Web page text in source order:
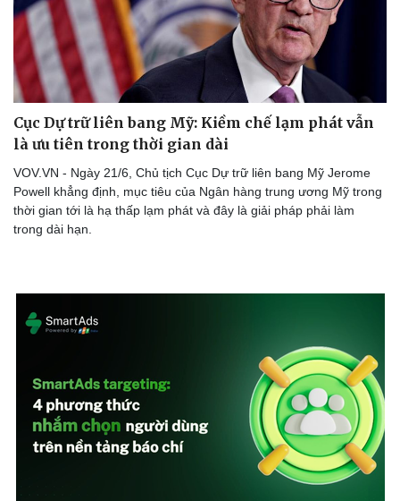
Cục Dự trữ liên bang Mỹ: Kiềm chế lạm phát vẫn
là ưu tiên trong thời gian dài
VOV.VN - Ngày 21/6, Chủ tịch Cục Dự trữ liên bang Mỹ Jerome
Powell khẳng định, mục tiêu của Ngân hàng trung ương Mỹ trong
thời gian tới là hạ thấp lạm phát và đây là giải pháp phải làm
trong dài hạn.